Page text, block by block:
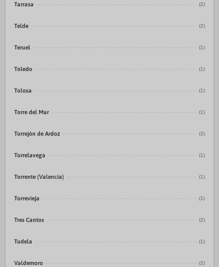
Tarrasa (2)
Telde (2)
Teruel (1)
Toledo (1)
Tolosa (1)
Torre del Mar (1)
Torrejón de Ardoz (2)
Torrelavega (1)
Torrente (Valencia) (1)
Torrevieja (1)
Tres Cantos (2)
Tudela (1)
Valdemoro (2)